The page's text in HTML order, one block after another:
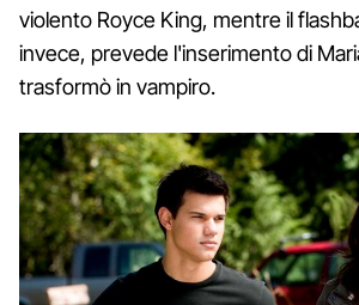
violento Royce King, mentre il
invece, prevede l'inserimento di
trasformò in vampiro.